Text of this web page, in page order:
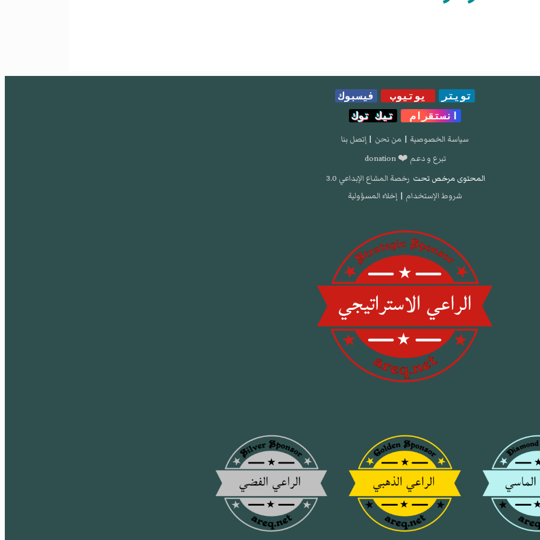
تويتر يوتيوب
فيسبوك
انستقرام
تيك توك
سياسة الخصوصية | من نحن | إتصل بنا
تبرع و دعم ❤️ donation
المحتوى مرخص تحت رخصة المشاع الإبداعي 3.0
شروط الإستخدام | إخلاء المسؤولية